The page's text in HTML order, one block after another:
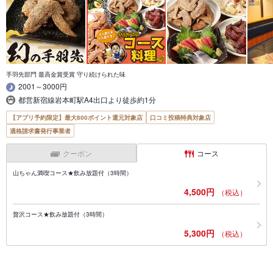
手羽先部門 最高金賞受賞 守り続けられた味
2001～3000円
都営新宿線岩本町駅A4出口より徒歩約1分
【アプリ予約限定】最大800ポイント還元対象店
口コミ投稿特典対象店
適格請求書発行事業者
クーポン コース
山ちゃん満喫コース★飲み放題付（3時間）
4,500円 （税込）
贅沢コース★飲み放題付（3時間）
5,300円 （税込）